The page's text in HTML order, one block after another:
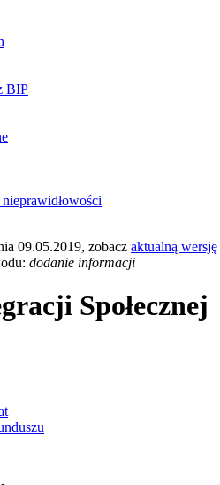
BIP
09.05.2019, zobacz aktualną wersję
dodanie informacji
Społecznej